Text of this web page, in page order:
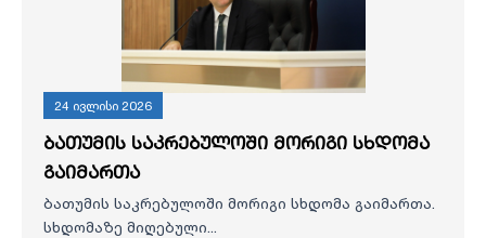
24 ივლისი 2026
ბათუმის საკრებულოში მორიგი სხდომა
გაიმართა
ბათუმის საკრებულოში მორიგი სხდომა გაიმართა.
სხდომაზე მიღებული...